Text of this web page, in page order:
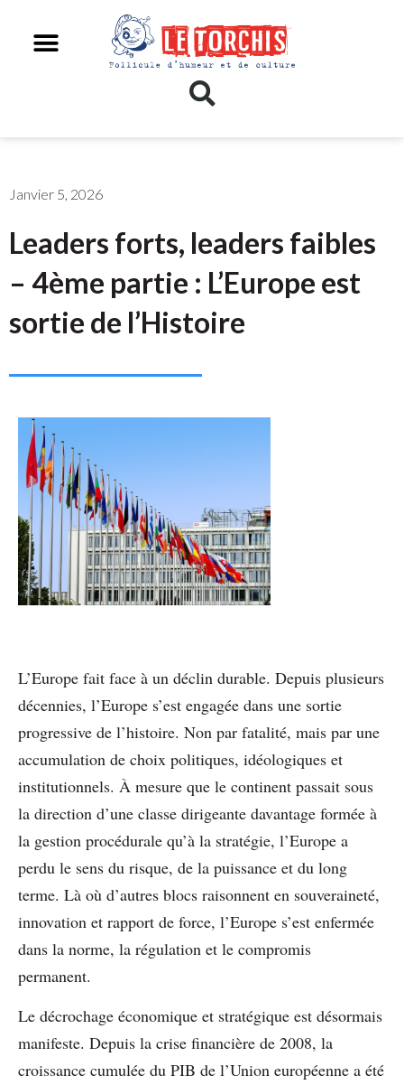
Janvier 5, 2026
Leaders forts, leaders faibles
– 4ème partie : L’Europe est
sortie de l’Histoire
L’Europe fait face à un déclin durable. Depuis plusieurs
décennies, l’Europe s’est engagée dans une sortie
progressive de l’histoire. Non par fatalité, mais par une
accumulation de choix politiques, idéologiques et
institutionnels. À mesure que le continent passait sous
la direction d’une classe dirigeante davantage formée à
la gestion procédurale qu’à la stratégie, l’Europe a
perdu le sens du risque, de la puissance et du long
terme. Là où d’autres blocs raisonnent en souveraineté,
innovation et rapport de force, l’Europe s’est enfermée
dans la norme, la régulation et le compromis
permanent.
Le décrochage économique et stratégique est désormais
manifeste. Depuis la crise financière de 2008, la
croissance cumulée du PIB de l’Union européenne a été